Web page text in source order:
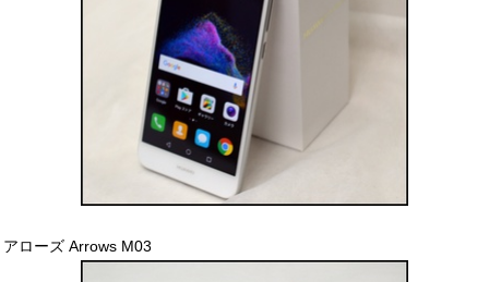
アローズ Arrows M03